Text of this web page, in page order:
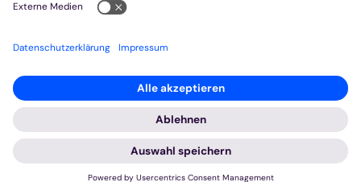
© Bistum Aachen
Impressum
Datenschutzerklärung